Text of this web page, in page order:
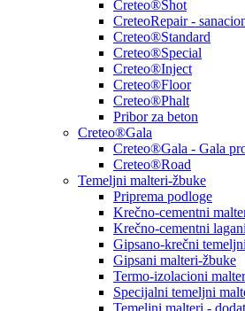
Creteo®Shot
CreteoRepair -
Creteo®Standard
Creteo®Special
Creteo®Inject
Creteo®Floor
Creteo®Phalt
Pribor za beton
Creteo®Gala
Creteo®Gala - Gala
Creteo®Road
Temeljni malteri-žbuke
Priprema podloge
Krečno-cementni
Krečno-cementni
Gipsano-krečni
Gipsani malteri-žbuke
Termo-izolacioni
Specijalni temeljni
Temeljni malteri -